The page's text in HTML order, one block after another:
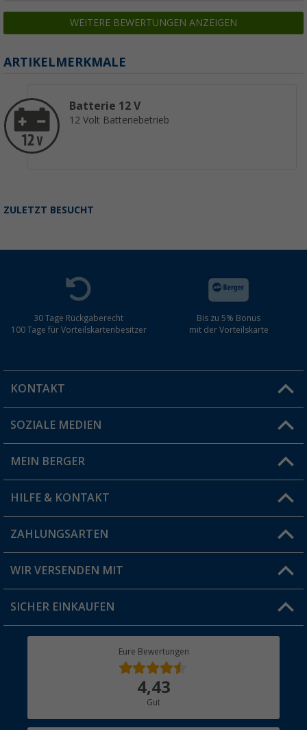
WEITERE BEWERTUNGEN ANZEIGEN
ARTIKELMERKMALE
Batterie 12 V
12 Volt Batteriebetrieb
ZULETZT BESUCHT
30 Tage Rückgaberecht
100 Tage für Vorteilskartenbesitzer
Bis zu 5% Bonus
mit der Vorteilskarte
KONTAKT
Du hast eine Frage?
Filiale finden
SOZIALE MEDIEN
MEIN BERGER
Vorteilskarte
Blog
Jobs & Karriere
HILFE & KONTAKT
FAQ & Kontakt
Versandinformationen
Rücksendung
ZAHLUNGSARTEN
WIR VERSENDEN MIT
SICHER EINKAUFEN
Eure Bewertungen
4,43
Gut